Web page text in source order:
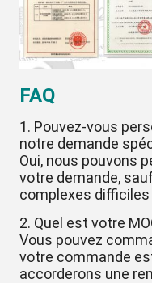
FAQ
1. Pouvez-vous
notre demande
Oui, nous pouvons
votre demande,
complexes difficiles
2. Quel est votre
Vous pouvez
votre commande
accorderons une